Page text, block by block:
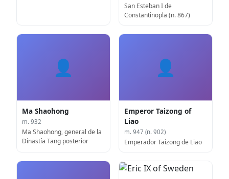
San Esteban I de
Constantinopla (n. 867)
👤
Ma Shaohong
m. 932
Ma Shaohong, general de la
Dinastía Tang posterior
👤
Emperor Taizong of
Liao
m. 947 (n. 902)
Emperador Taizong de Liao